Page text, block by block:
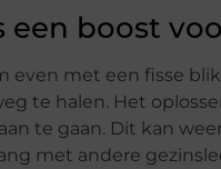
een boost
even met een fisse
te halen. Het
te gaan. Dit kan
met andere